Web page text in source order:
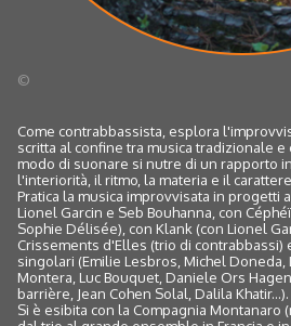
©
Come contrabbassista, esplora
scritta al confine tra musica tradizionale
modo di suonare si nutre di un rapporto
l'interiorità, il ritmo, la materia e il
Pratica la musica improvvisata in progetti
Lionel Garcin e Seb Bouhanna, con
Sophie Délisée), con Klank (con Lionel
Crissements d'Elles (trio di contrabbassi)
singolari (Emilie Lesbros, Michel Doneda,
Montera, Luc Bouquet, Daniele Ors
barrière, Jean Cohen Solal, Dalila Khatir...).
Si è esibita con la Compagnia Montanaro